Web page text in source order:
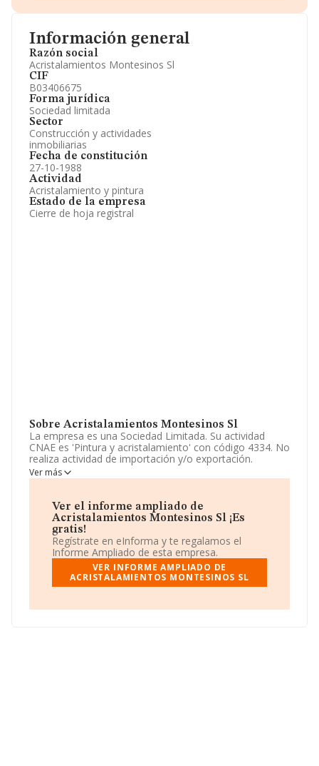
Información general
Razón social
Acristalamientos Montesinos Sl
CIF
B03406675
Forma jurídica
Sociedad limitada
Sector
Construcción y actividades
inmobiliarias
Fecha de constitución
27-10-1988
Actividad
Acristalamiento y pintura
Estado de la empresa
Cierre de hoja registral
Sobre Acristalamientos Montesinos Sl
La empresa es una Sociedad Limitada. Su actividad
CNAE es 'Pintura y acristalamiento' con código 4334. No
realiza actividad de importación y/o exportación.
Acerca de los empleados, ha contado con una
disponible en INFORMA, ha dispuesto de un número de
empleados por encima de la media de sector.
La empresaAcristalamientos Montesinos S.L
B03406675, se encuentra en Calle Divino Pastor núm. 3,
(03187), en el municipio de Los Montesinos, en Alicante,
Comunidad Valenciana.
hasta 10.764 empresas, la facturación en el ámbito
Ver más
Ver el informe ampliado de
Acristalamientos Montesinos Sl ¡Es
gratis!
Regístrate en eInforma y te regalamos el
Informe Ampliado de esta empresa.
VER INFORME AMPLIADO DE
ACRISTALAMIENTOS MONTESINOS SL
Accionistas.
Artículos de prensa publicados sobre la empresa.
Información oficial y registral complementaria.